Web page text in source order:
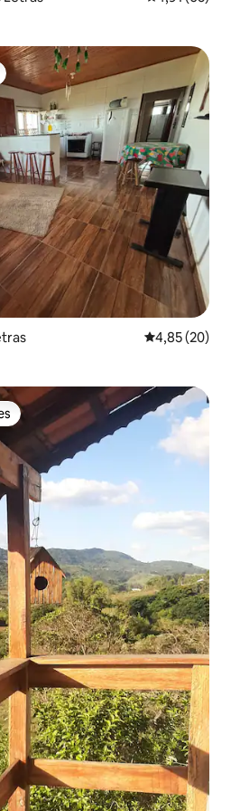
4,85 de uma
4,85 (20)
dos hóspedes